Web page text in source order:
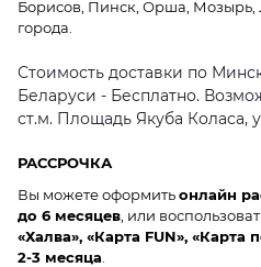
Борисов, Пинск, Орша, Мозырь,
города.
Стоимость доставки по
Беларуси - Бесплатно.
ст.м. Площадь Якуба Коласа,
РАССРОЧКА
Вы можете оформитьонлайн
до 6 месяцев , или
«Халва», «Карта FUN», «Карта
2-3 месяца